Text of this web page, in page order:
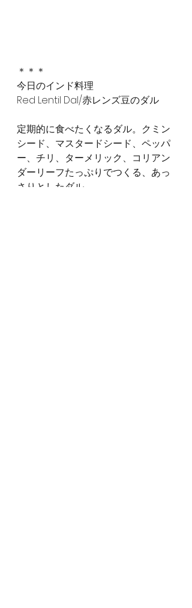
＊＊＊
今日のインド料理
Red Lentil Dal/赤レンズ豆のダル
定期的に食べたくなるダル。クミン
シード、マスタードシード、ペッパ
ー、チリ、ターメリック、コリアン
ダーリーフたっぷりでつくる、あっ
さりとしたダル。